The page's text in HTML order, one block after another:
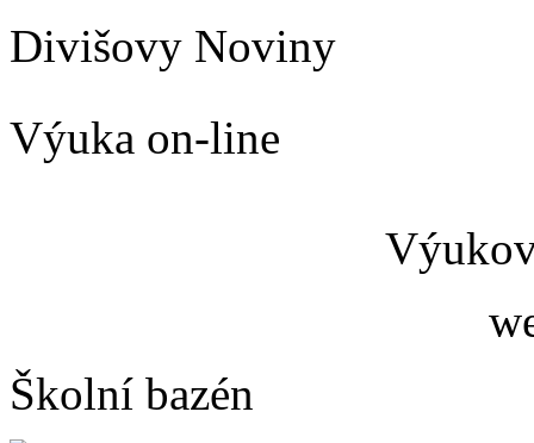
Divišovy Noviny
Výuka on-line
Školní bazén